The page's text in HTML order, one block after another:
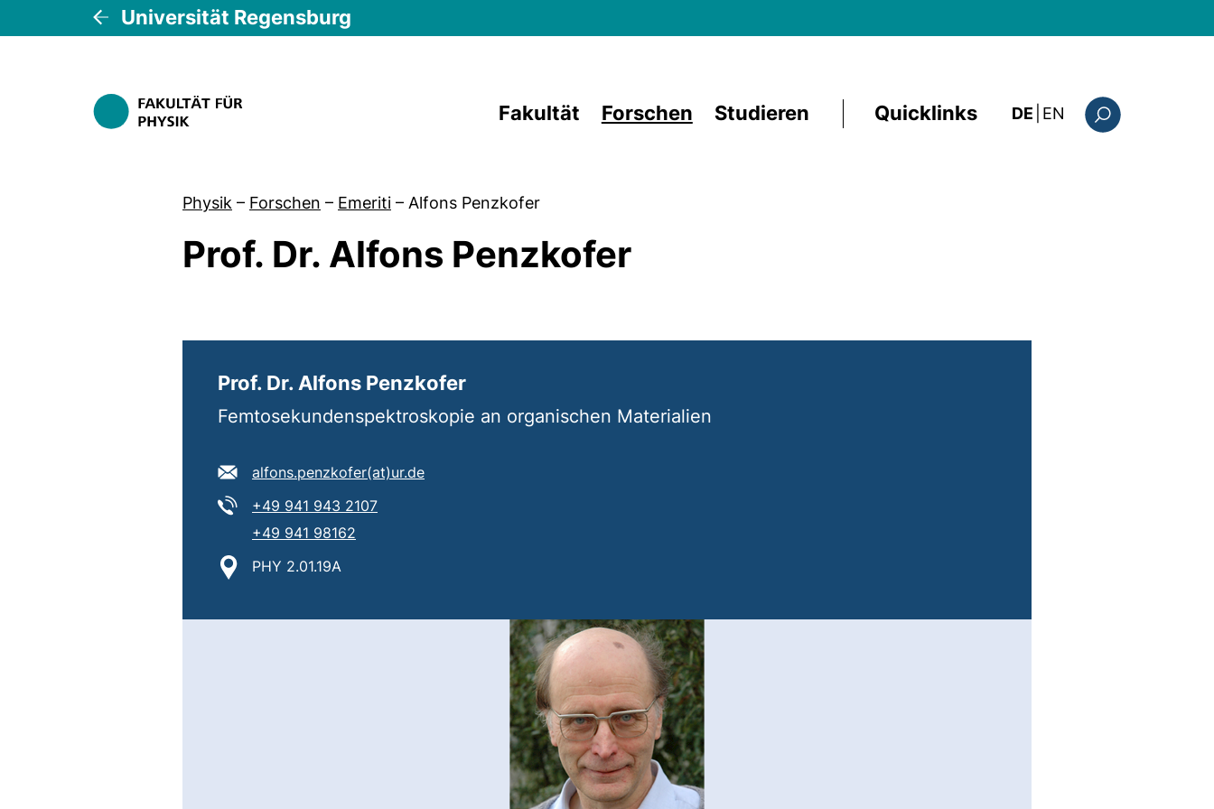
Universität Regensburg
Fakultät Forschen Studieren Quicklinks DE EN : this page in
Physik – Forschen – Emeriti – Alfons Penzkofer
Prof. Dr. Alfons Penzkofer
Prof. Dr. Alfons Penzkofer
Femtosekundenspektroskopie an organischen Materialien
E-Mail Adresse:
alfons.penzkofer​(at)​ur.de(öffnet Ihr E-Mail-Programm)
Tel:
+49 941 943 2107(startet einen Telefonanruf, wenn Ihr Gerät dies zulässt)
Tel:
+49 941 98162
Standort:
PHY 2.01.19A